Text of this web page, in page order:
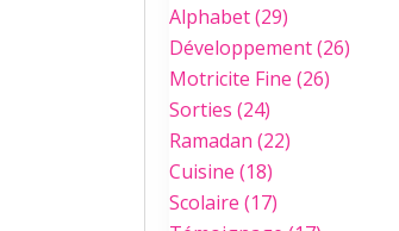
Alphabet(29)
Développement(26)
Motricite Fine (26)
Sorties (24)
Ramadan (22)
Cuisine (18)
Scolaire (17)